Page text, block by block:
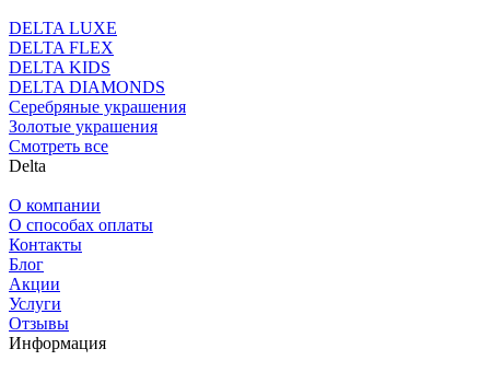
DELTA LUXE
DELTA FLEX
DELTA KIDS
DELTA DIAMONDS
Серебряные украшения
Золотые украшения
Смотреть все
Delta
О компании
О способах оплаты
Контакты
Блог
Акции
Услуги
Отзывы
Информация